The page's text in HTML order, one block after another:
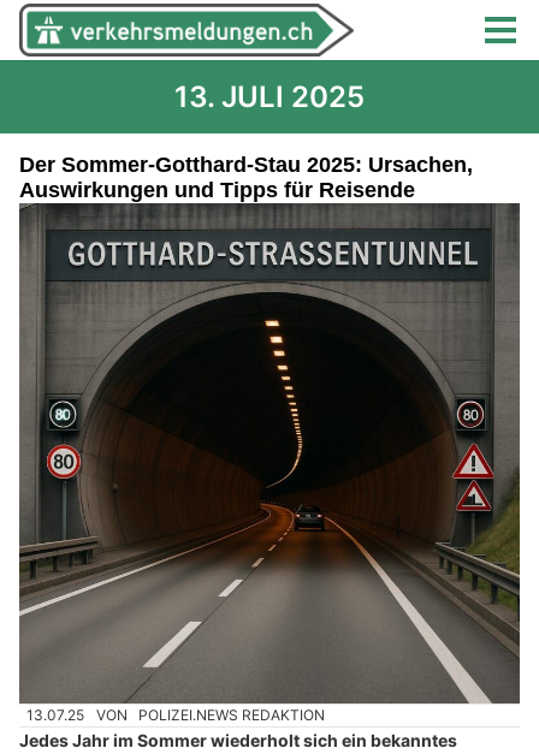
13. JULI 2025
Der Sommer-Gotthard-Stau 2025: Ursachen,
Auswirkungen und Tipps für Reisende
13.07.25 VON POLIZEI.NEWS REDAKTION
Jedes Jahr im Sommer wiederholt sich ein bekanntes